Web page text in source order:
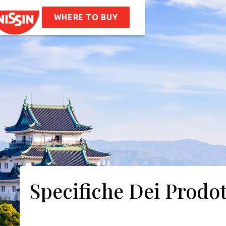
WHERE TO BUY
Storia I Valori Aziendali
Specifiche Dei